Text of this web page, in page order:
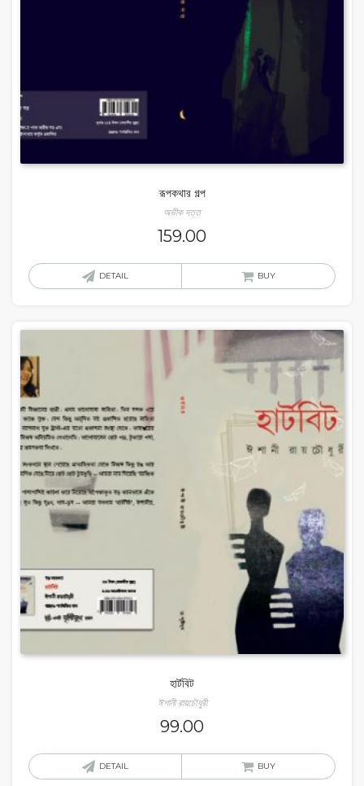
রূপকথার গল্প
অভীক দত্ত
159.00
DETAIL BUY
হার্টবিট
ঈশানী রায়চৌধুরী
99.00
DETAIL BUY